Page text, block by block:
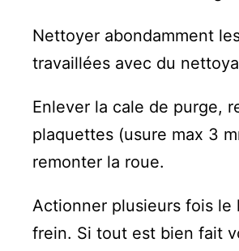
Nettoyer abondamment
travaillées avec du
Enlever la cale de purge,
plaquettes (usure max 3
remonter la roue.
Actionner plusieurs fois le
frein. Si tout est bien fait